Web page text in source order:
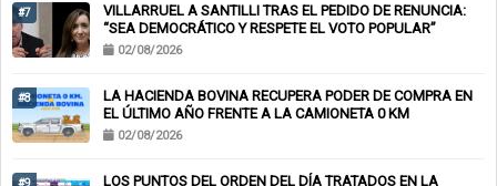
#7
VILLARRUEL A SANTILLI TRAS EL PEDIDO DE RENUNCIA:
“SEA DEMOCRÁTICO Y RESPETE EL VOTO POPULAR”
02/08/2026
#8
LA HACIENDA BOVINA RECUPERA PODER DE COMPRA EN
EL ÚLTIMO AÑO FRENTE A LA CAMIONETA 0 KM
02/08/2026
#9
LOS PUNTOS DEL ORDEN DEL DÍA TRATADOS EN LA